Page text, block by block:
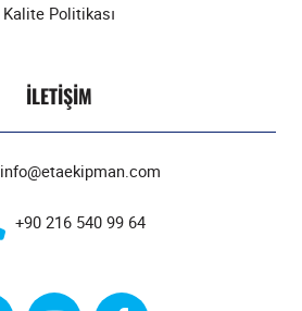
Kalite Politikası
İLETIŞIM
info@etaekipman.com
+90 216 540 99 64